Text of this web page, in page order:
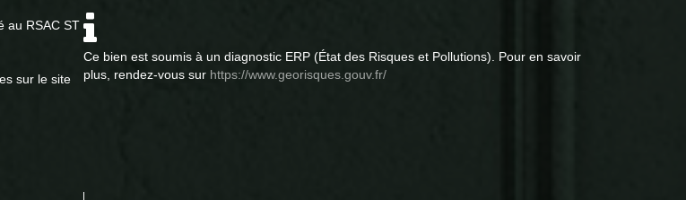
au RSAC ST
sur le site
Ce bien est soumis à un diagnostic ERP (État des Risques et Pollutions). Pour en savoir
plus, rendez-vous sur https://www.georisques.gouv.fr/